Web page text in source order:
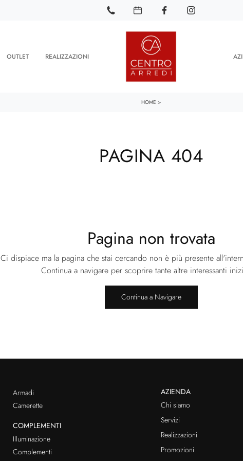
OUTLET REALIZZAZIONI
HOME >
PAGINA 404
Pagina non trovata
Ci dispiace ma la pagina che stai cercando non è più presente
Continua a navigare per scoprire tante altre interessanti
Continua a Navigare
Armadi
Camerette
COMPLEMENTI
Illuminazione
Complementi
AZIENDA
Chi siamo
Servizi
Realizzazioni
Promozioni